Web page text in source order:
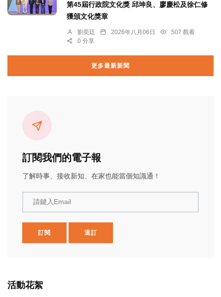
第45屆行政院文化獎 邱坤良、廖慶松及徐仁修
獲頒文化獎章
劉奕廷 2026年八月06日
507 觀看
0 分享
更多最新新聞
訂閱我們的電子報
了解時事、接收新知、在家也能當個知識通！
請鍵入Email
訂閱 退訂
活動花絮